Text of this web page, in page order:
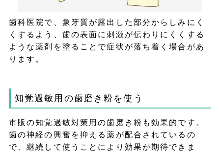
歯科医院で、象牙質が露出した部分からしみにく
くするよう、歯の表面に刺激が伝わりにくくする
ような薬剤を塗ることで症状が落ち着く場合があ
ります。
知覚過敏用の歯磨き粉を使う
市販の知覚過敏対策用の歯磨き粉も効果的です。
歯の神経の興奮を抑える薬が配合されているの
で、継続して使うことにより効果が期待できま